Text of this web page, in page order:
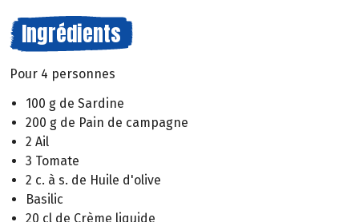
Ingrédients
Pour 4 personnes
100 g de Sardine
200 g de Pain de campagne
2 Ail
3 Tomate
2 c. à s. de Huile d'olive
Basilic
20 cl de Crème liquide